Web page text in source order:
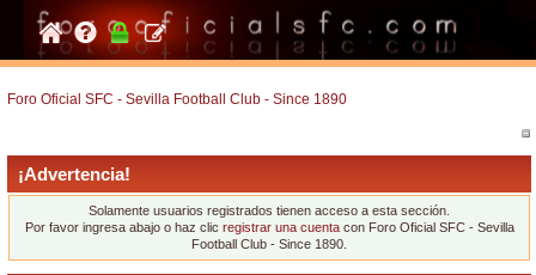
Foro Oficial SFC - Sevilla Football Club - Since 1890
¡Advertencia!
Solamente usuarios registrados tienen acceso a esta sección.
Por favor ingresa abajo o haz clic registrar una cuentacon Foro Oficial SFC - Sevilla
Football Club - Since 1890.